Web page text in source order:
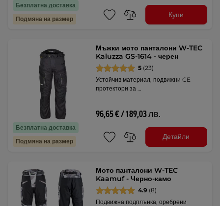
Безплатна доставка
Подмяна на размер
Купи
Безплатна доставка
Подмяна на размер
Мъжки мото панталони W-TEC
Kaluzza GS-1614 - черен
5 (23)
Устойчив материал, подвижни CE
протектори за …
96,65 € / 189,03 лв.
Детайли
Мото панталони W-TEC
Kaamuf - Черно-камо
4.9 (8)
Подвижна подплънка, оребрени